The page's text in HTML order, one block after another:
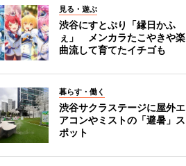
見る・遊ぶ
渋谷にすとぷり「縁日かふ
ぇ」 メンカラたこやきや楽
曲流して育てたイチゴも
暮らす・働く
渋谷サクラステージに屋外エ
アコンやミストの「避暑」ス
ポット